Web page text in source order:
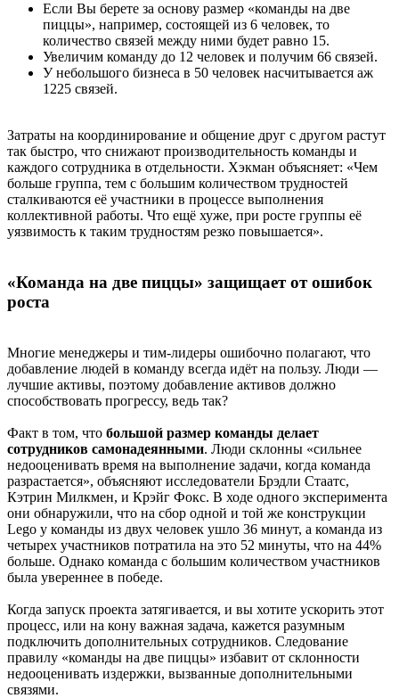
Если Вы берете за основу размер «команды на две
пиццы», например, состоящей из 6 человек, то
количество связей между ними будет равно 15.
Увеличим команду до 12 человек и получим 66 связей.
У небольшого бизнеса в 50 человек насчитывается аж
1225 связей.
Затраты на координирование и общение друг с другом растут
так быстро, что снижают производительность команды и
каждого сотрудника в отдельности. Хэкман объясняет: «Чем
больше группа, тем с большим количеством трудностей
сталкиваются её участники в процессе выполнения
коллективной работы. Что ещё хуже, при росте группы её
уязвимость к таким трудностям резко повышается».
«Команда на две пиццы» защищает от ошибок
роста
Многие менеджеры и тим-лидеры ошибочно полагают, что
добавление людей в команду всегда идёт на пользу. Люди —
лучшие активы, поэтому добавление активов должно
способствовать прогрессу, ведь так?
Факт в том, что большой размер команды делает
сотрудников самонадеянными. Люди склонны «сильнее
недооценивать время на выполнение задачи, когда команда
разрастается», объясняют исследователи Брэдли Стаатс,
Кэтрин Милкмен, и Крэйг Фокс. В ходе одного эксперимента
они обнаружили, что на сбор одной и той же конструкции
Lego у команды из двух человек ушло 36 минут, а команда из
четырех участников потратила на это 52 минуты, что на 44%
больше. Однако команда с большим количеством участников
была увереннее в победе.
Когда запуск проекта затягивается, и вы хотите ускорить этот
процесс, или на кону важная задача, кажется разумным
подключить дополнительных сотрудников. Следование
правилу «команды на две пиццы» избавит от склонности
недооценивать издержки, вызванные дополнительными
связями.